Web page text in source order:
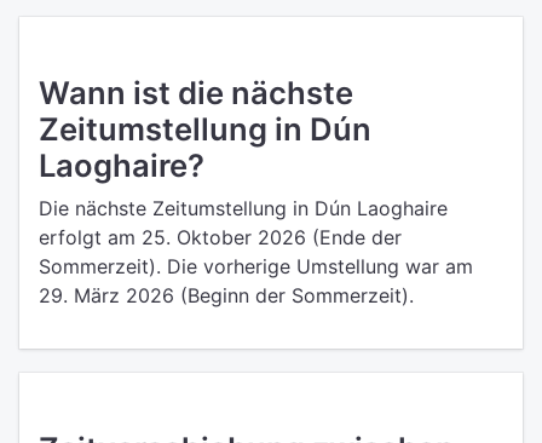
Wann ist die nächste
Zeitumstellung in Dún
Laoghaire?
Die nächste Zeitumstellung in Dún Laoghaire
erfolgt am 25. Oktober 2026 (Ende der
Sommerzeit). Die vorherige Umstellung war am
29. März 2026 (Beginn der Sommerzeit).